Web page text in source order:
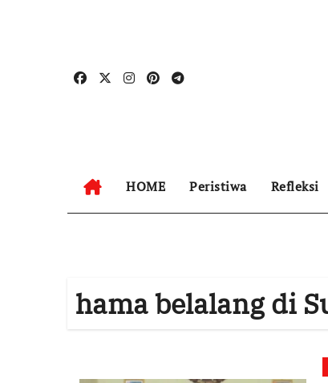
HOME Peristiwa Refleksi
hama belalang di